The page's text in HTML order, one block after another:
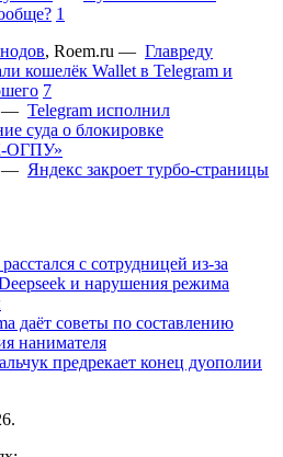
1
, Roem.ru — Главреду
кошелёк Wallet в Telegram и
7
— Telegram исполнил
суда о блокировке
ОГПУ»
— Яндекс закроет турбо-страницы
с сотрудницей из-за
и нарушения режима
даёт советы по составлению
нанимателя
предрекает конец дуополии